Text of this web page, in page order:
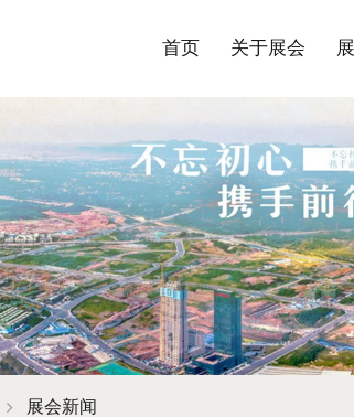
首页 关于展会
展会新闻